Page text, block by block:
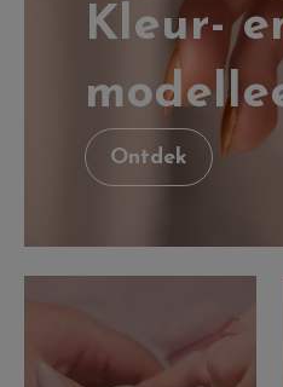
Kleur-
Ontdek